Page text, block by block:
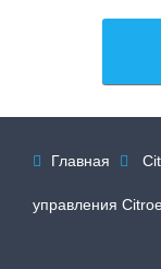
 Главная 
управления